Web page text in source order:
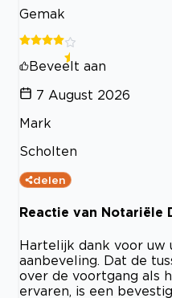
Gemak
Beveelt aan
7 August 2026
Mark
Scholten
delen
Reactie van Notariële
Hartelijk dank voor uw
aanbeveling. Dat de
over de voortgang als
ervaren, is een